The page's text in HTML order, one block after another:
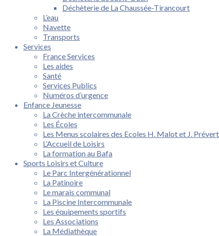
Déchèterie de La Chaussée-Tirancourt
L’eau
Navette
Transports
Services
France Services
Les aides
Santé
Services Publics
Numéros d’urgence
Enfance Jeunesse
La Crèche intercommunale
Les Écoles
Les Menus scolaires des Ecoles H. Malot et J. Prévert
L’Accueil de Loisirs
La formation au Bafa
Sports Loisirs et Culture
Le Parc Intergénérationnel
La Patinoire
Le marais communal
La Piscine Intercommunale
Les équipements sportifs
Les Associations
La Médiathèque